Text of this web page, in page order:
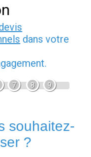
dans votre
7 8 9
souhaitez-
?